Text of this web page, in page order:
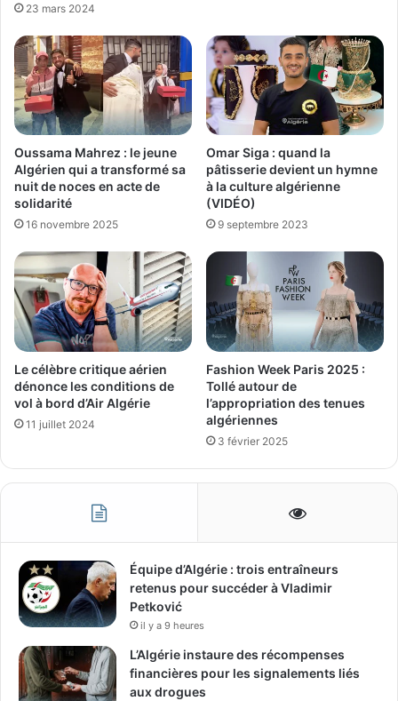
23 mars 2024
Oussama Mahrez : le jeune
Algérien qui a transformé sa
nuit de noces en acte de
solidarité
16 novembre 2025
Omar Siga : quand la
pâtisserie devient un hymne
à la culture algérienne
(VIDÉO)
9 septembre 2023
Le célèbre critique aérien
dénonce les conditions de
vol à bord d’Air Algérie
11 juillet 2024
Fashion Week Paris 2025 :
Tollé autour de
l’appropriation des tenues
algériennes
3 février 2025
Équipe d’Algérie : trois entraîneurs
retenus pour succéder à Vladimir
Petković
il y a 9 heures
L’Algérie instaure des récompenses
financières pour les signalements liés
aux drogues